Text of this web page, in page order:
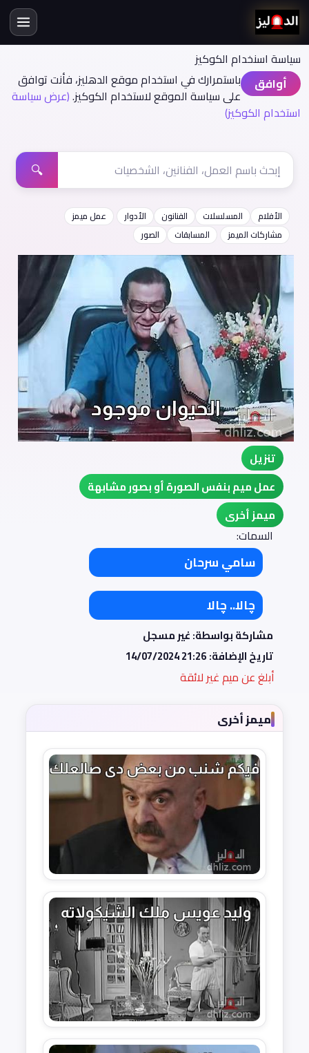
سياسة اسنخدام الكوكيز
أوافق
باستمرارك في استخدام موقع الدهليز، فأنت توافق
على سياسة الموقع لاستخدام الكوكيز.(عرض سياسة
استخدام الكوكيز)
🔍
الأفلام المسلسلات الفنانون الأدوار
عمل ميمز
مشاركات الميمز
المسابقات الصور
تنزيل
عمل ميم بنفس الصورة أو بصور مشابهة
ميمز أخرى
السمات:
سامي سرحان
چالا.. چالا
مشاركة بواسطة: غير مسجل
تاريخ الإضافة:14/07/2024 21:26
أبلغ عن ميم غير لائقة
ميمز أخرى